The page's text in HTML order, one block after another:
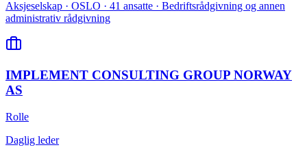
Aksjeselskap · OSLO · 41 ansatte · Bedriftsrådgivning og annen
administrativ rådgivning
IMPLEMENT CONSULTING GROUP NORWAY
AS
Rolle
Daglig leder